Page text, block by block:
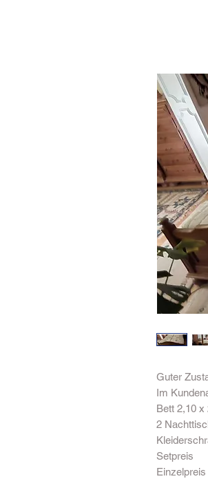
Guter
Im
Bett 2,10 x
2
Setpreis